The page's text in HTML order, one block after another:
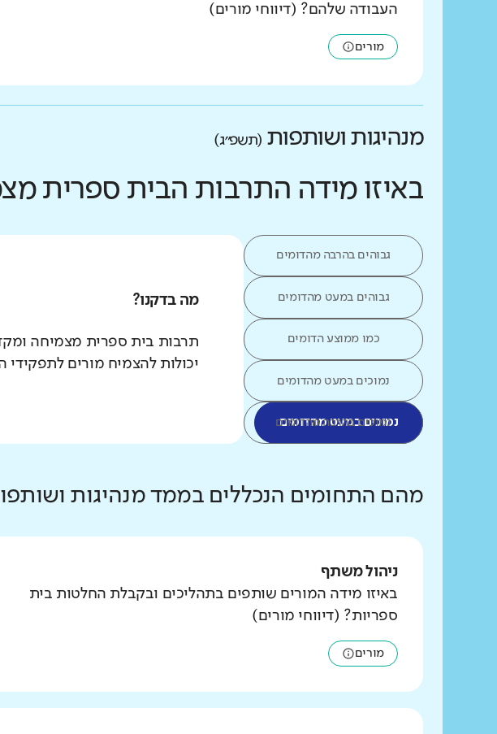
העבודה שלהם? (דיווחי מורים)
מורים
מנהיגות ושותפות (תשפ״ג)
באיזו מידה התרבות הבית ספרית
גבוהים בהרבה מהדומים
גבוהים במעט מהדומים
כמו ממוצע הדומים
נמוכים במעט מהדומים
נמוכים במעט מהדומים
נמוכים בהרבה מהדומים
מה בדקנו?
תרבות בית ספרית מצמיחה
יכולות להצמיח מורים לתפקידי
מהם התחומים הנכללים בממד מנהיגות
ניהול משתף
באיזו מידה המורים שותפים בתהליכים ובקבלת החלטות בית
ספריות? (דיווחי מורים)
מורים